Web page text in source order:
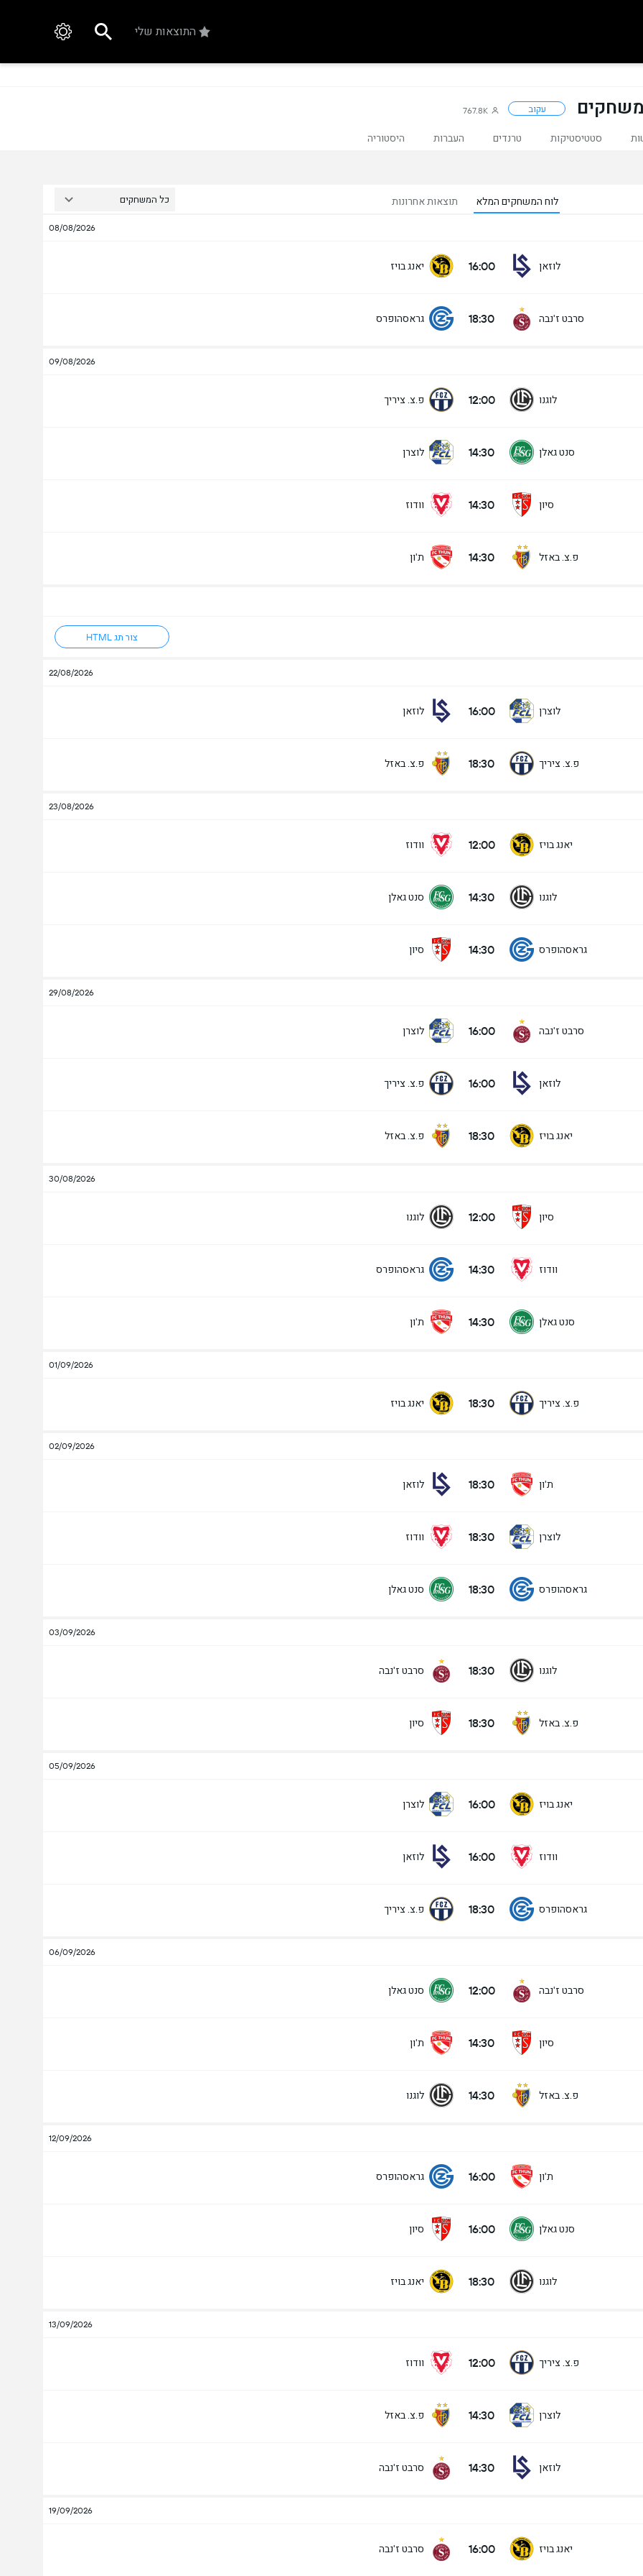
התוצאות שלי
עקוב 767.8K
סטטיסטיקות טרנדים העברות היסטוריה
לוח המשחקים המלא תוצאות אחרונות כל המשחקים
08/08/2026
לוזאן 16:00 יאנג בויז
סרבט ז'נבה 18:30 גראסהופרס
09/08/2026
לוגנו 12:00 פ.צ. ציריך
סנט גאלן 14:30 לוצרן
סיון 14:30 וודוז
פ.צ. באזל 14:30 ת'ון
צור תג HTML
22/08/2026
לוצרן 16:00 לוזאן
פ.צ. ציריך 18:30 פ.צ. באזל
23/08/2026
יאנג בויז 12:00 וודוז
לוגנו 14:30 סנט גאלן
גראסהופרס 14:30 סיון
29/08/2026
סרבט ז'נבה 16:00 לוצרן
לוזאן 16:00 פ.צ. ציריך
יאנג בויז 18:30 פ.צ. באזל
30/08/2026
סיון 12:00 לוגנו
וודוז 14:30 גראסהופרס
סנט גאלן 14:30 ת'ון
01/09/2026
פ.צ. ציריך 18:30 יאנג בויז
02/09/2026
ת'ון 18:30 לוזאן
לוצרן 18:30 וודוז
גראסהופרס 18:30 סנט גאלן
03/09/2026
לוגנו 18:30 סרבט ז'נבה
פ.צ. באזל 18:30 סיון
05/09/2026
יאנג בויז 16:00 לוצרן
וודוז 16:00 לוזאן
גראסהופרס 18:30 פ.צ. ציריך
06/09/2026
סרבט ז'נבה 12:00 סנט גאלן
סיון 14:30 ת'ון
פ.צ. באזל 14:30 לוגנו
12/09/2026
ת'ון 16:00 גראסהופרס
סנט גאלן 16:00 סיון
לוגנו 18:30 יאנג בויז
13/09/2026
פ.צ. ציריך 12:00 וודוז
לוצרן 14:30 פ.צ. באזל
לוזאן 14:30 סרבט ז'נבה
19/09/2026
יאנג בויז 16:00 סרבט ז'נבה